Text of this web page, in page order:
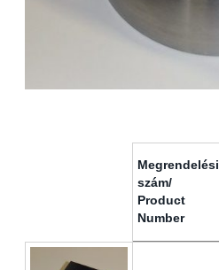
Megrendelési
szám/
Product
Number